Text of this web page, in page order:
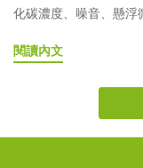
與吃的 PDRN，這類
用保養品不同，口服
— 口服 PDRN 的吸收
消化過程中受到核酸
或核苷單元，其中一
吸收與代謝的主要並
射點丘疹（Papule）
常 24～48 小時內緩解
呼吸不適等異常狀況
估。— 哪些族群施作
全性研究，建議避免
有過敏史者術前需告
被 PepT1 轉運體吸收
較於一般膠原蛋白胜肽
定的代謝特性。不過
料品質、純度及實際
留意是否使用三胜肽
果平日和假日的作息
要時間重新對齊，反而
間，通常比補眠更能維
像番紅花，有用嗎？
物有助於睡眠品質與
也不能取代醫療診斷
響。 研究文獻怎麼說
機對照試驗、總計 379
間產生類似的放鬆效
照試驗，讓 66 名受試
物，結果顯示補充組在
時長與整體評分都有
化碳濃度、噪音、懸
是感覺上的舒適而已，
02常見問題 FAQ很多
可以被量化的，而且
閱讀內文